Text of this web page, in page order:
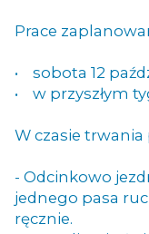
Prace
• sobota 12
• w przyszłym
W czasie trwania
- Odcinkowo
jednego pasa
ręcznie.